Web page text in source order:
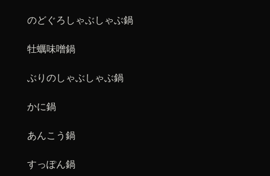
のどぐろしゃぶしゃぶ鍋
牡蠣味噌鍋
ぶりのしゃぶしゃぶ鍋
かに鍋
あんこう鍋
すっぽん鍋